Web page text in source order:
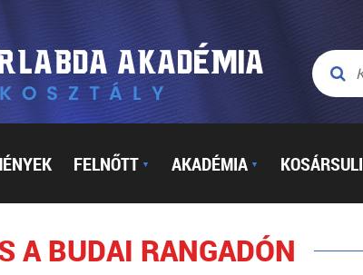
FELNŐTT ▼ AKADÉMIA ▼ KOSÁRSULI
A BUDAI RANGADÓN